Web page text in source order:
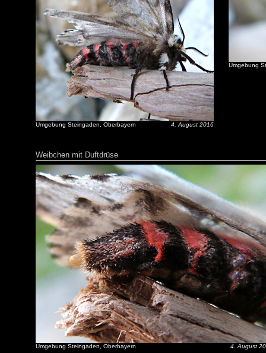
Umgebung Steingaden, Oberbayern 4. August 2016
Umgebung
Weibchen mit Duftdrüse
Umgebung Steingaden, Oberbayern 4. August